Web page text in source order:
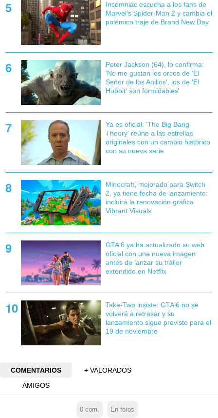
Insomniac escucha a los fans de
Marvel's Spider-Man 2 y cambia el
polémico traje de Brand New Day
Peter Jackson (64), lo confirma:
'No me gustan los orcos de 'El
Señor de los Anillos', los de 'El
Hobbit' son formidables'
Ya es oficial: 'The Big Bang
Theory' reúne a las estrellas
originales con un cambio histórico
con su nueva serie
Minecraft, mejorado para Switch
2, ya tiene fecha de lanzamiento:
incluirá la renovación gráfica
Vibrant Visuals
GTA 6 ya ha actualizado su web
oficial con una nueva imagen
antes de lanzar su tráiler
extendido en Netflix
Take-Two insiste: GTA 6 no se
volverá a retrasar y su
lanzamiento sigue previsto para el
19 de noviembre
COMENTARIOS
+ VALORADOS
AMIGOS
0 com. En foros